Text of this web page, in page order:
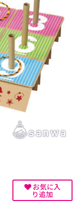
お気に入
り追加